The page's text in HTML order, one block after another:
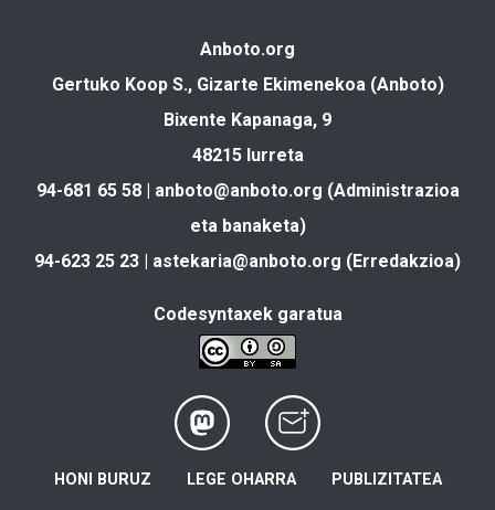
Anboto.org
Gertuko Koop S., Gizarte Ekimenekoa (Anboto)
Bixente Kapanaga, 9
48215 Iurreta
94-681 65 58 | anboto@anboto.org (Administrazioa
eta banaketa)
94-623 25 23 | astekaria@anboto.org (Erredakzioa)
Codesyntaxek garatua
HONI BURUZ LEGE OHARRA PUBLIZITATEA